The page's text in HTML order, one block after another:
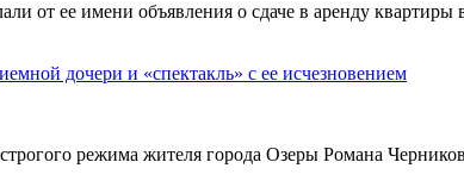
от ее имени объявления о сдаче в аренду
дочери и «спектакль» с ее исчезновением
режима жителя города Озеры Романа